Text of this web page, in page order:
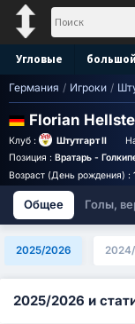
Угловые
Прогноз
Германия / Игроки /
Florian
Клуб : Штутгарт II
Позиция : Вратарь -
Возраст (День рождения) :
Общее Голы,
2025/2026
2025/2026 и